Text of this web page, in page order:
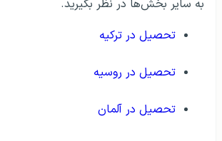
به سایر بخش‌ها در نظر بگیرید.
تحصیل در ترکیه
تحصیل در روسیه
تحصیل در آلمان